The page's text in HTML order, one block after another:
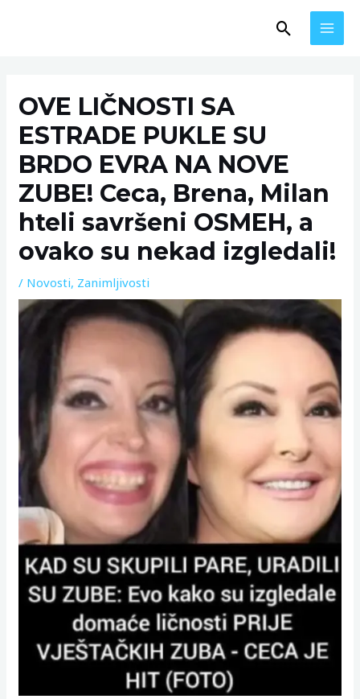
Search
OVE LIČNOSTI SA
ESTRADE PUKLE SU
BRDO EVRA NA NOVE
ZUBE! Ceca, Brena, Milan
hteli savršeni OSMEH, a
ovako su nekad izgledali!
/ Novosti, Zanimljivosti